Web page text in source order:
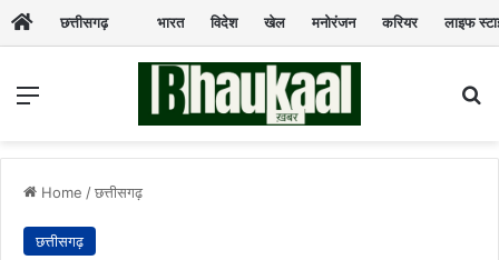
छत्तीसगढ़ भारत विदेश खेल मनोरंजन करियर लाइफ
Menu
Home /छत्तीसगढ़
छत्तीसगढ़